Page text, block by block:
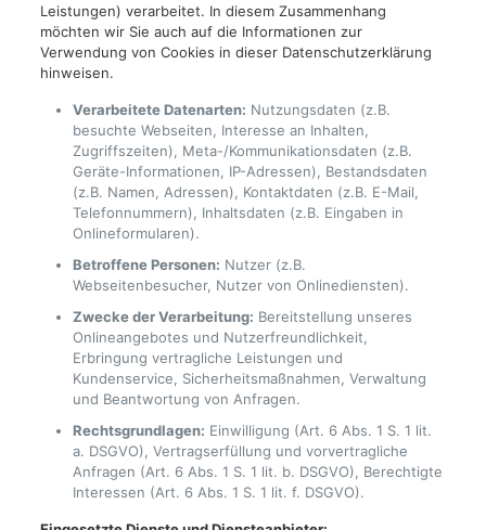
Leistungen) verarbeitet. In diesem Zusammenhang
möchten wir Sie auch auf die Informationen zur
Verwendung von Cookies in dieser Datenschutzerklärung
hinweisen.
Verarbeitete Datenarten: Nutzungsdaten (z.B.
besuchte Webseiten, Interesse an Inhalten,
Zugriffszeiten), Meta-/Kommunikationsdaten (z.B.
Geräte-Informationen, IP-Adressen), Bestandsdaten
(z.B. Namen, Adressen), Kontaktdaten (z.B. E-Mail,
Telefonnummern), Inhaltsdaten (z.B. Eingaben in
Onlineformularen).
Betroffene Personen: Nutzer (z.B.
Webseitenbesucher, Nutzer von Onlinediensten).
Zwecke der Verarbeitung: Bereitstellung unseres
Onlineangebotes und Nutzerfreundlichkeit,
Erbringung vertragliche Leistungen und
Kundenservice, Sicherheitsmaßnahmen, Verwaltung
und Beantwortung von Anfragen.
Rechtsgrundlagen: Einwilligung (Art. 6 Abs. 1 S. 1 lit.
a. DSGVO), Vertragserfüllung und vorvertragliche
Anfragen (Art. 6 Abs. 1 S. 1 lit. b. DSGVO), Berechtigte
Interessen (Art. 6 Abs. 1 S. 1 lit. f. DSGVO).